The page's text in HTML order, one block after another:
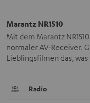
Marantz NR1510
Mit dem Marantz
normaler AV-Receiver.
Lieblingsfilmen das,
Radio